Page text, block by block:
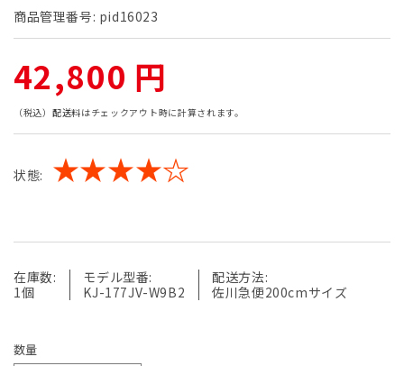
商品管理番号: pid16023
通
常
価
42,800 円
（税込） 配送料はチェックアウト時に計算されます。
状態: ★★★★☆
在庫数:
1個
モデル型番:
KJ-177JV-W9B2
配送方法:
佐川急便200cmサイズ
数量